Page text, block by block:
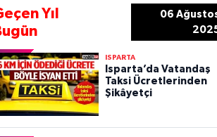
Yıl
06
ISPARTA
Isparta’da Vatandaş
Taksi Ücretlerinden
Şikâyetçi